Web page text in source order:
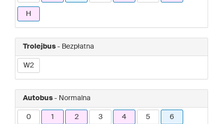
H
Trolejbus - Bezpłatna
W2
Autobus - Normalna
0 1 2 3 4 5 6